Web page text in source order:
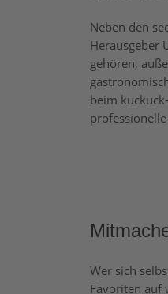
Neben den
Herausgeber
gehören,
beim
Wer sich
Favoriten auf